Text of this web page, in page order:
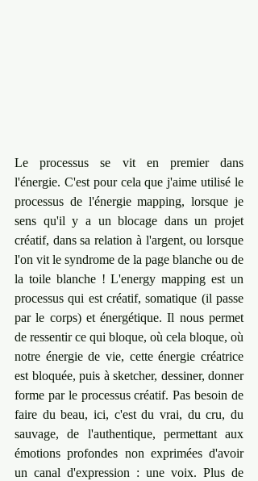
Le processus se vit en premier dans
l'énergie. ﻿C'est pour cela que j'aime utilisé le
processus de l'énergie mapping, lorsque je
sens qu'il y a un blocage dans un projet
créatif, dans sa relation à l'argent, ou lorsque
l'on vit le syndrome de la page blanche ou de
la toile blanche ! L'energy mapping est un
processus qui est créatif, somatique (il passe
par le corps) et énergétique. ﻿Il nous permet
de ressentir ce qui bloque, où cela bloque, où
notre énergie de vie, cette énergie créatrice
est bloquée, puis à sketcher, dessiner, donner
forme par le processus créatif. Pas besoin de
faire du beau, ici, c'est du vrai, du cru, du
sauvage, de l'authentique, permettant aux
émotions profondes non exprimées d'avoir
un canal d'expression : une voix. Plus de